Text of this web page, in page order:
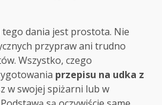
tego dania jest prostota. Nie
przypraw ani trudno
Wszystko, czego
przepisu na udka z
w swojej spiżarni lub w